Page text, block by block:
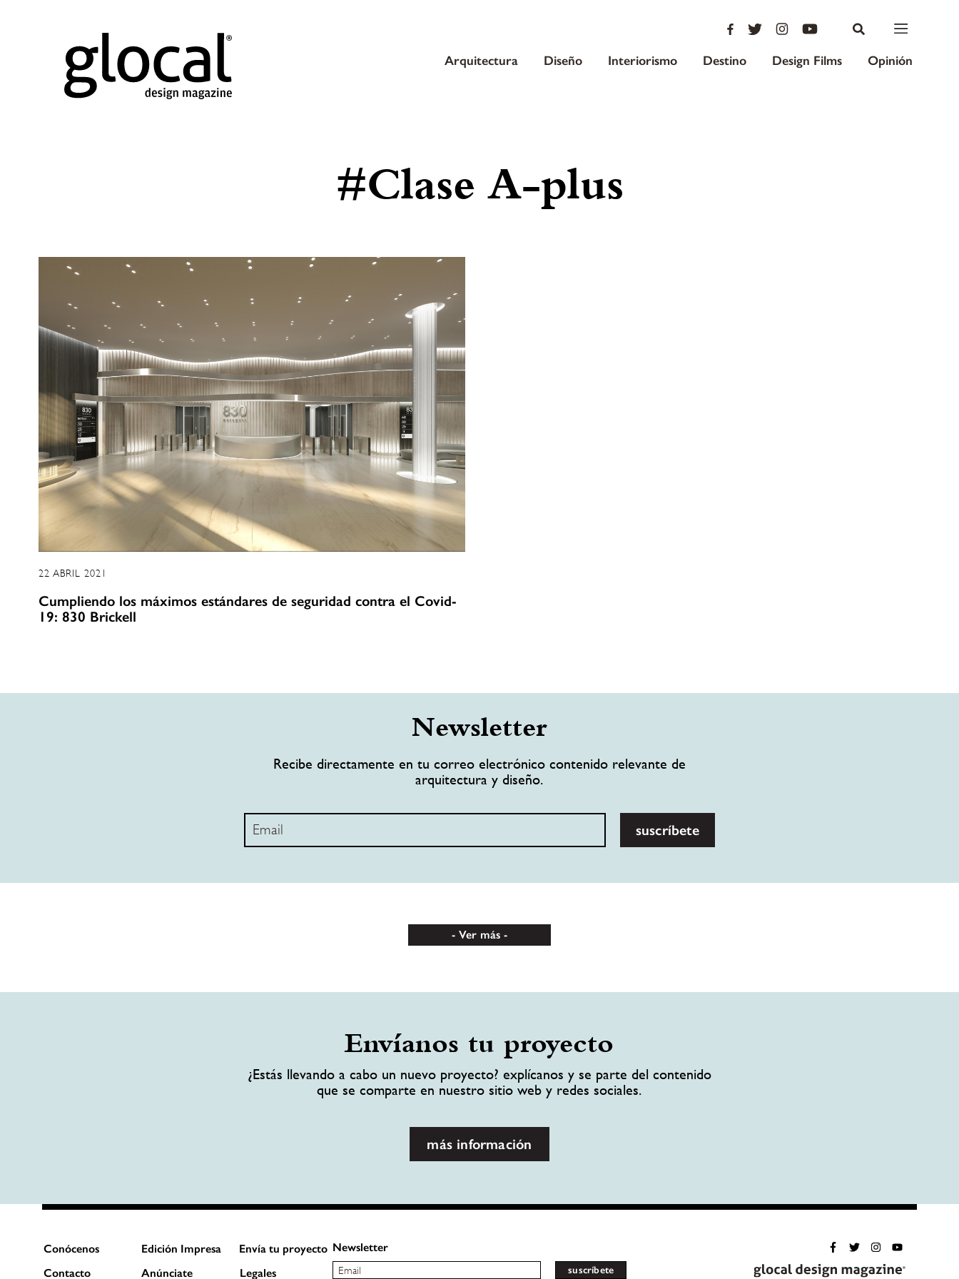
Arquitectura Diseño Interiorismo Destino Design Films Opinión
#Clase A-plus
22 ABRIL 2021
Cumpliendo los máximos estándares de seguridad contra el Covid-
19: 830 Brickell
Newsletter
Recibe directamente en tu correo electrónico contenido relevante de
arquitectura y diseño.
suscríbete
Ver más
Envíanos tu proyecto
¿Estás llevando a cabo un nuevo proyecto? explícanos y se parte del contenido
que se comparte en nuestro sitio web y redes sociales.
más información
Conócenos Edición Impresa
Envía tu proyecto
Contacto
Anúnciate Legales
Newsletter
suscríbete